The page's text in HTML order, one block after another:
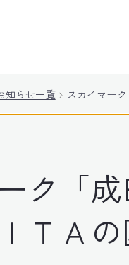
知らせ一覧 スカイマー
ク「
ＩＴＡ